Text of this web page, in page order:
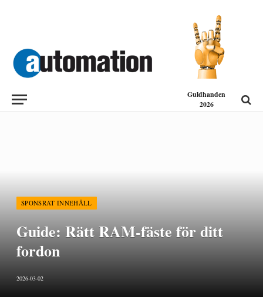
Guldhanden
2026
SPONSRAT INNEHÅLL
Guide: Rätt RAM-fäste för ditt
fordon
2026-03-02